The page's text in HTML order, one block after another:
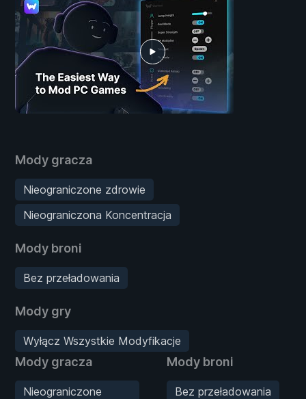
Mody gracza
Nieograniczone zdrowie
Nieograniczona Koncentracja
Mody broni
Bez przeładowania
Mody gry
Wyłącz Wszystkie Modyfikacje
Mody gracza
Nieograniczone
Mody broni
Bez przeładowania